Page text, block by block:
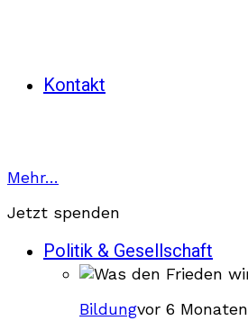
Kontakt
Mehr…
Jetzt spenden
Politik & Gesellschaft
Bildungvor 6 Monaten